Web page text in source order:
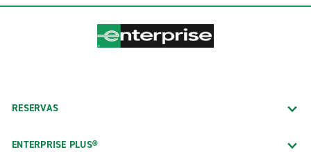
RESERVAS
ENTERPRISE PLUS®